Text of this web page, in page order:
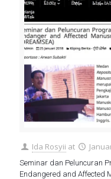
Ida Rosyii at
Seminar dan Peluncuran
Endangered and Affected